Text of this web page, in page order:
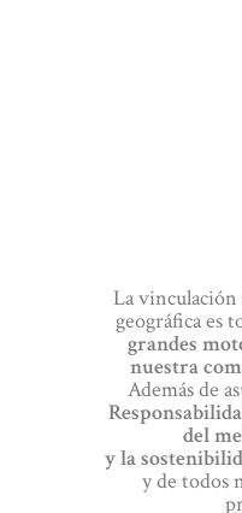
La vinculación
geográfica es
grandes
nuestra
Además de
del
y la
y de todos